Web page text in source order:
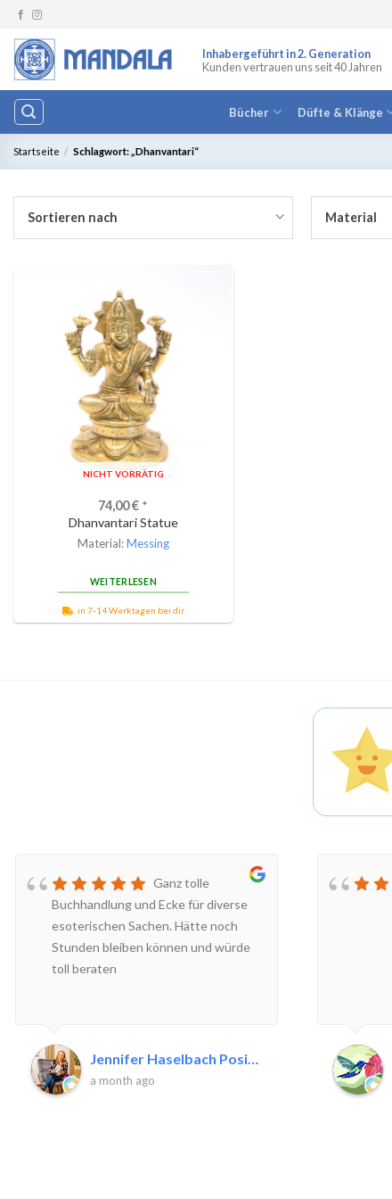
Zum
springen
Inhabergeführt in 2. Generation
Kunden vertrauen uns seit 40 Jahren
Bücher Düfte & Klänge
Startseite / Schlagwort: „Dhanvantari“
Sortieren nach Material
NICHT VORRÄTIG
74,00€ *
Dhanvantari Statue
Material:Messing
WEITERLESEN
in 7-14 Werktagen bei dir
Ganz tolle
Buchhandlung und Ecke für diverse
esoterischen Sachen. Hätte noch
Stunden bleiben können und würde
toll beraten
Jennifer Haselbach Positive P.
a month ago